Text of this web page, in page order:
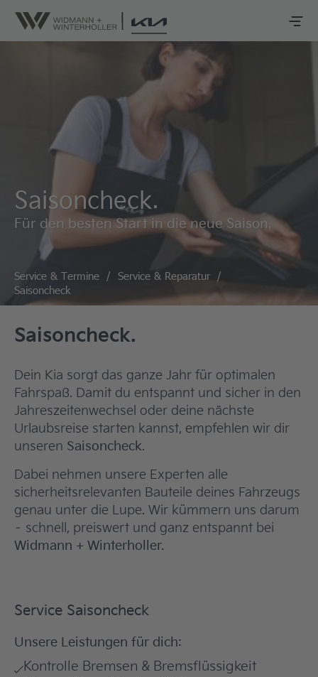
Saisoncheck.
Für den besten Start in die neue Saison.
Service & Termine / Service & Reparatur/
Saisoncheck
Saisoncheck.
Dein Kia sorgt das ganze Jahr für optimalen
Fahrspaß. Damit du entspannt und sicher in den
Jahreszeitenwechsel oder deine nächste
Urlaubsreise starten kannst, empfehlen wir dir
unseren Saisoncheck.
Dabei nehmen unsere Experten alle
sicherheitsrelevanten Bauteile deines Fahrzeugs
genau unter die Lupe. Wir kümmern uns darum
– schnell, preiswert und ganz entspannt bei
Widmann + Winterholler.
Service Saisoncheck
Unsere Leistungen für dich:
Kontrolle Bremsen & Bremsflüssigkeit